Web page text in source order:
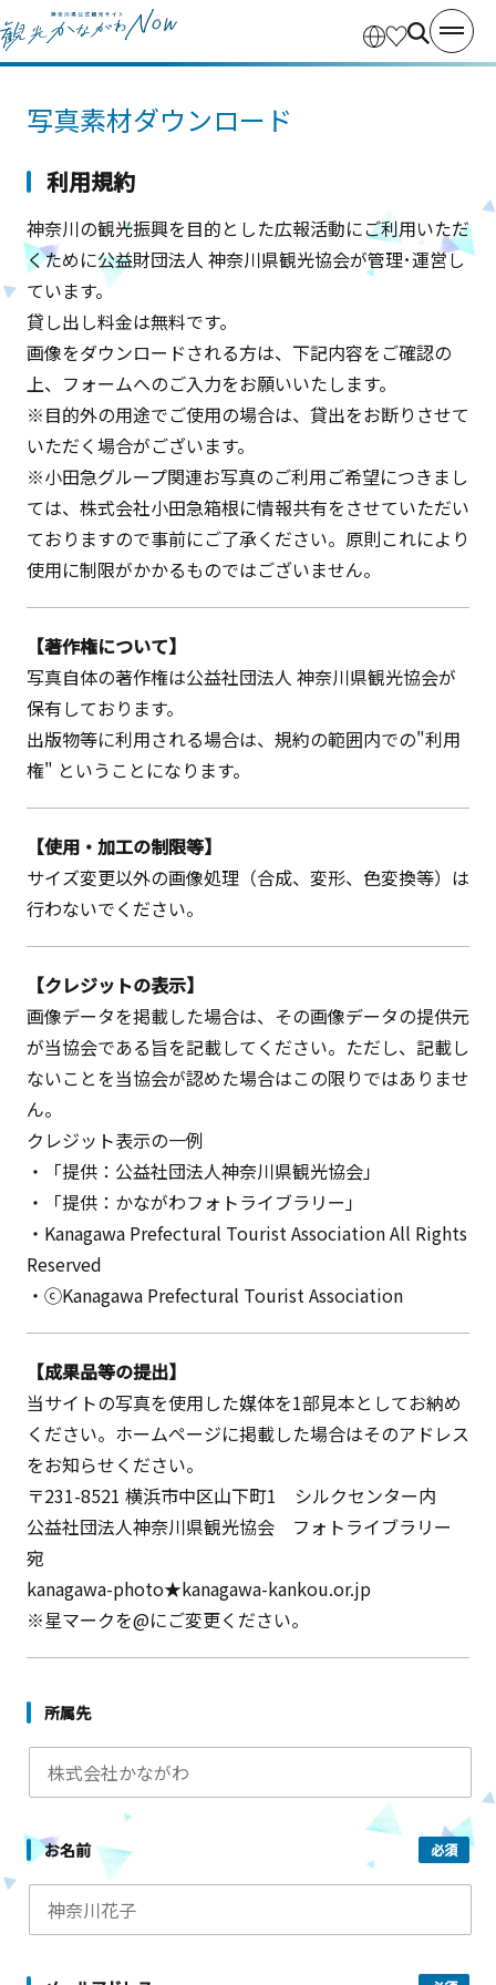
写真素材ダウンロード
利用規約
神奈川の観光振興を目的とした広報活動にご利用いただ
くために公益財団法人 神奈川県観光協会が管理･運営し
ています。
貸し出し料金は無料です。
画像をダウンロードされる方は、下記内容をご確認の
上、フォームへのご入力をお願いいたします。
※目的外の用途でご使用の場合は、貸出をお断りさせて
いただく場合がございます。
※小田急グループ関連お写真のご利用ご希望につきまし
ては、株式会社小田急箱根に情報共有をさせていただい
ておりますので事前にご了承ください。原則これにより
使用に制限がかかるものではございません。
【著作権について】
写真自体の著作権は公益社団法人 神奈川県観光協会が
保有しております。
出版物等に利用される場合は、規約の範囲内での"利用
権" ということになります。
【使用・加工の制限等】
サイズ変更以外の画像処理（合成、変形、色変換等）は
行わないでください。
【クレジットの表示】
画像データを掲載した場合は、その画像データの提供元
が当協会である旨を記載してください。ただし、記載し
ないことを当協会が認めた場合はこの限りではありませ
ん。
クレジット表示の一例
・「提供：公益社団法人神奈川県観光協会」
・「提供：かながわフォトライブラリー」
・Kanagawa Prefectural Tourist Association All Rights
Reserved
・ⓒKanagawa Prefectural Tourist Association
【成果品等の提出】
当サイトの写真を使用した媒体を1部見本としてお納め
ください。ホームページに掲載した場合はそのアドレス
をお知らせください。
〒231-8521 横浜市中区山下町1 シルクセンター内
公益社団法人神奈川県観光協会 フォトライブラリー
宛
kanagawa-photo★kanagawa-kankou.or.jp
※星マークを@にご変更ください。
所属先
お名前